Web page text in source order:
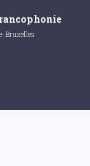
Bruxelles